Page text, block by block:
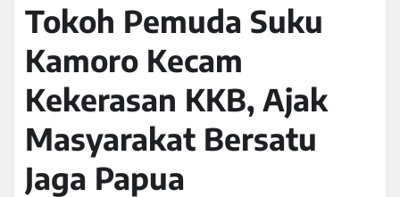
Tokoh Pemuda Suku
Kamoro Kecam
Kekerasan KKB, Ajak
Masyarakat Bersatu
Jaga Papua